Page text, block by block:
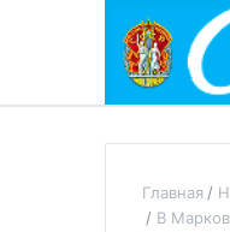
Главная
В